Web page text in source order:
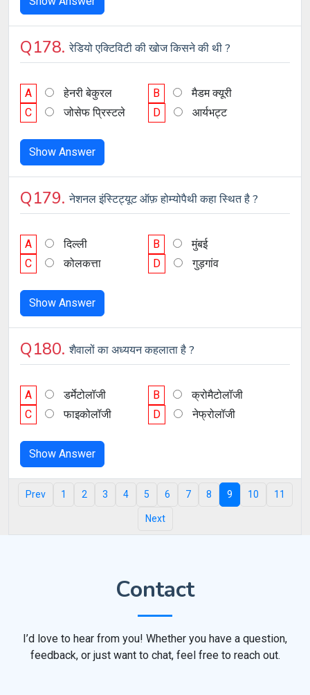
Q178.रेडियो एक्टिविटी की खोज किसने की थी ?
A हेनरी बेकुरल B
मैडम क्यूरी
C
जोसेफ प्रिस्टले D आर्यभट्ट
Show Answer
Q179.नेशनल इंस्टिट्यूट ऑफ़ होम्योपैथी कहा स्थित है ?
A दिल्ली B
मुंबई
C
कोलकत्ता D गुड़गांव
Show Answer
Q180.शैवालों का अध्ययन कहलाता है ?
A डर्मेटोलॉजी B
क्रोमैटोलॉजी
C
फाइकोलॉजी D नेफ्रोलॉजी
Show Answer
Prev 1 2 3 4 5 6 7 8 9 10 11
Next
Contact
I’d love to hear from you! Whether you have a question,
feedback, or just want to chat, feel free to reach out.